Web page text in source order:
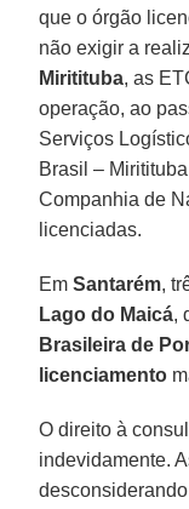
que o órgão
não exigir a
Miritituba, as
operação, ao
Serviços
Brasil –
Companhia de
licenciadas.
EmSantarém,
Lago do Maicá,
Brasileira de
licenciamento
O direito à
indevidamente.